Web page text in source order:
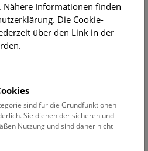
Kindergarten- und
hier
Nähere Informationen finden
Die Cookie-
über den Link in der
sind für die Grundfunktionen
Sie dienen der sicheren und
Nutzung und sind daher nicht